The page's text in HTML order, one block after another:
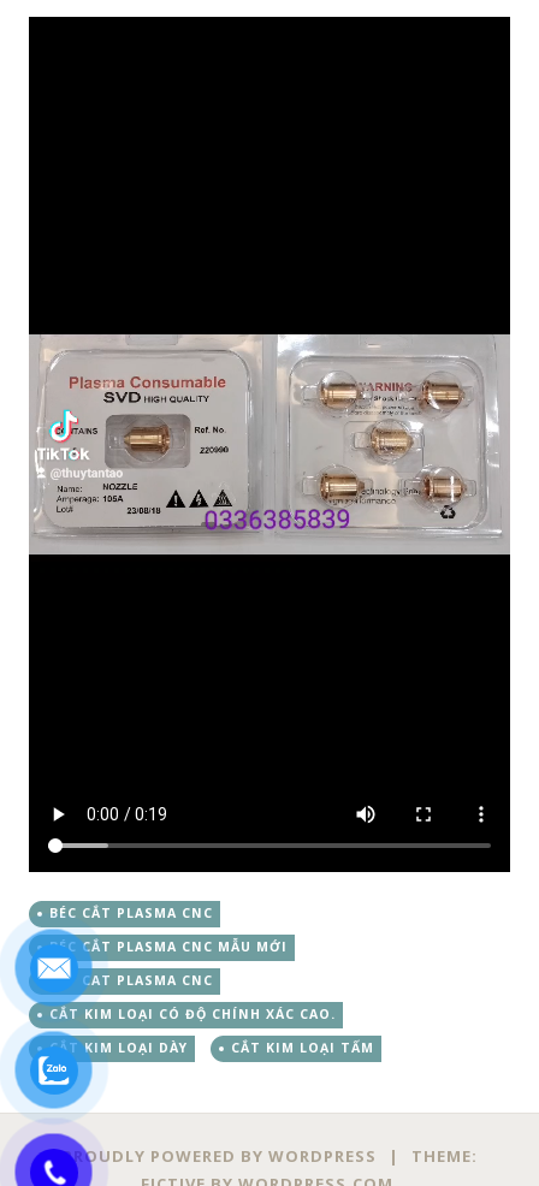
BÉC CẮT PLASMA CNC
BÉC CẮT PLASMA CNC MẪU MỚI
BEP CAT PLASMA CNC
CẮT KIM LOẠI CÓ ĐỘ CHÍNH XÁC CAO.
CẮT KIM LOẠI DÀY
CẮT KIM LOẠI TẤM
PROUDLY POWERED BY WORDPRESS |
THEME: